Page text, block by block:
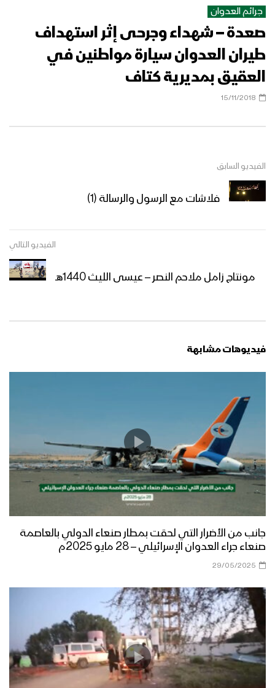
جرائم العدوان
صعدة – شهداء وجرحى إثر استهداف
طيران العدوان سيارة مواطنين في
العقيق بمديرية كتاف
15/11/2018
الفيديو السابق
فلاشات مع الرسول والرسالة (1)
الفيديو التالي
مونتاج زامل ملاحم النصر – عيسى الليث 1440هـ
فيديوهات مشابهة
جانب من الأضرار التي لحقت بمطار صنعاء الدولي بالعاصمة
صنعاء جراء العدوان الإسرائيلي – 28 مايو 2025م
29/05/2025